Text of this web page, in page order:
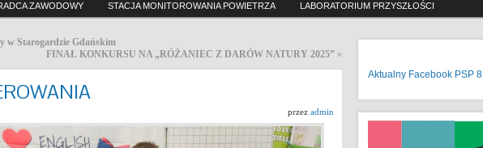
ZAWODOWY STACJA MONITOROWANIA POWIETRZA LABORATORIUM PRZYSZŁOŚCI
w Starogardzie Gdańskim
FINAŁ KONKURSU NA „RÓŻANIEC Z DARÓW NATURY 2025” »
przez admin
Aktualny Facebook PSP 8